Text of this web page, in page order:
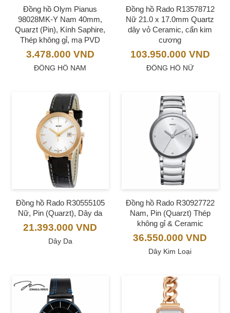
Đồng hồ Olym Pianus
98028MK-Y Nam 40mm,
Quarzt (Pin), Kính Saphire,
Thép không gỉ, mạ PVD
3.478.000 VND
ĐỒNG HỒ NAM
Đồng hồ Rado R13578712
Nữ 21.0 x 17.0mm Quartz
dây vỏ Ceramic, cẩn kim
cương
103.950.000 VND
ĐỒNG HỒ NỮ
Đồng hồ Rado R30555105
Nữ, Pin (Quarzt), Dây da
21.393.000 VND
Dây Da
Đồng hồ Rado R30927722
Nam, Pin (Quarzt) Thép
không gỉ & Ceramic
36.550.000 VND
Dây Kim Loại